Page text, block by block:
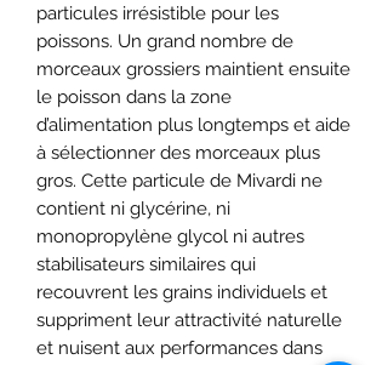
particules irrésistible pour les
poissons. Un grand nombre de
morceaux grossiers maintient ensuite
le poisson dans la zone
d’alimentation plus longtemps et aide
à sélectionner des morceaux plus
gros. Cette particule de Mivardi ne
contient ni glycérine, ni
monopropylène glycol ni autres
stabilisateurs similaires qui
recouvrent les grains individuels et
suppriment leur attractivité naturelle
et nuisent aux performances dans